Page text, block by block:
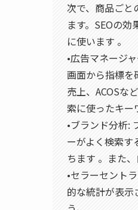
次で、商品ごと
ます。SEOの
に使います 。
•広告マネージ
画面から指標を
売上、ACOSな
索に使ったキー
•ブランド分析:
ーがよく検索
ちます 。また
•セラーセント
的な統計が表示